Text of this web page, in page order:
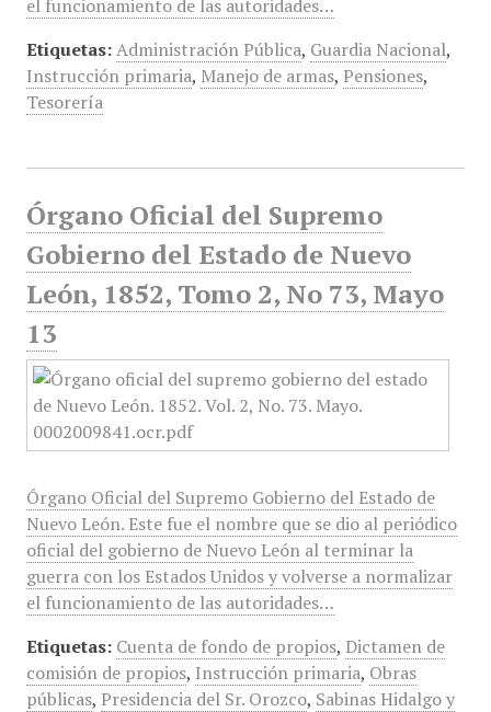
el funcionamiento de las autoridades…
Etiquetas: Administración Pública, Guardia Nacional,
Instrucción primaria, Manejo de armas, Pensiones,
Tesorería
Órgano Oficial del Supremo
Gobierno del Estado de Nuevo
León, 1852, Tomo 2, No 73, Mayo
13
Órgano Oficial del Supremo Gobierno del Estado de
Nuevo León. Este fue el nombre que se dio al periódico
oficial del gobierno de Nuevo León al terminar la
guerra con los Estados Unidos y volverse a normalizar
el funcionamiento de las autoridades…
Etiquetas: Cuenta de fondo de propios, Dictamen de
comisión de propios, Instrucción primaria, Obras
públicas, Presidencia del Sr. Orozco, Sabinas Hidalgo y